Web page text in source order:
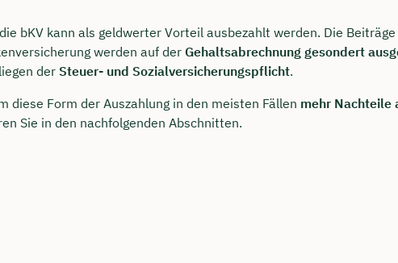
bKV kann als geldwerter Vorteil ausbezahlt werden. Die
werden auf derGehaltsabrechnung gesondert
der Steuer- und Sozialversicherungspflicht.
diese Form der Auszahlung in den meisten Fällen mehr Nachteile
Sie in den nachfolgenden Abschnitten.